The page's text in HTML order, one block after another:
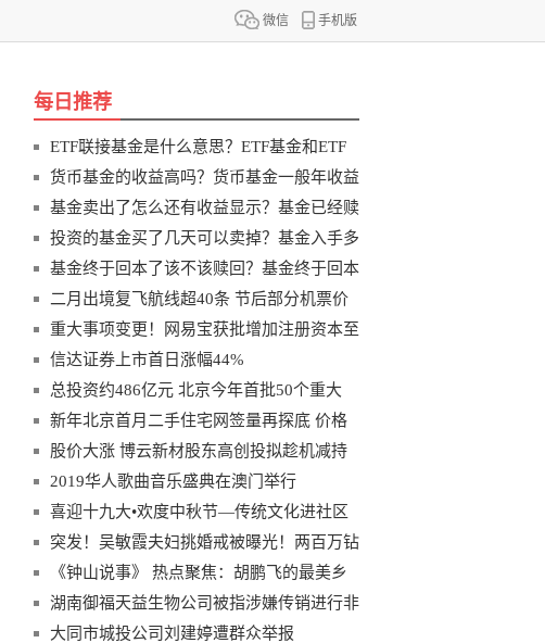
微信 手机版
每日推荐
ETF联接基金是什么意思？ETF基金和ETF
联
货币基金的收益高吗？货币基金一般年收益
基金卖出了怎么还有收益显示？基金已经赎
投资的基金买了几天可以卖掉？基金入手多
基金终于回本了该不该赎回？基金终于回本
二月出境复飞航线超40条 节后部分机票价
重大事项变更！网易宝获批增加注册资本至
信达证券上市首日涨幅44%
总投资约486亿元 北京今年首批50个重大
新年北京首月二手住宅网签量再探底 价格
股价大涨 博云新材股东高创投拟趁机减持
2019华人歌曲音乐盛典在澳门举行
喜迎十九大•欢度中秋节—传统文化进社区
突发！吴敏霞夫妇挑婚戒被曝光！两百万钻
《钟山说事》 热点聚焦：胡鹏飞的最美乡
湖南御福天益生物公司被指涉嫌传销进行非
大同市城投公司刘建婷遭群众举报